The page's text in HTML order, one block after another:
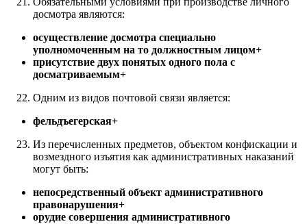
досмотра являются:
осуществление досмотра специально
уполномоченным на то должностным лицом+
присутствие двух понятых одного пола с
досматриваемым+
Одним из видов почтовой связи является:
фельдъегерская+
Из перечисленных предметов, объектом конфискации и
возмездного изъятия как административных наказаний
могут быть:
непосредственный объект административного
правонарушения+
орудие совершения административного